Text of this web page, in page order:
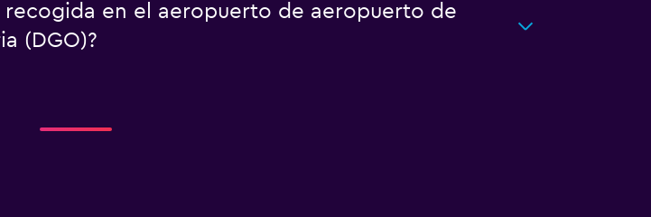
en el aeropuerto de aeropuerto de
(DGO)?